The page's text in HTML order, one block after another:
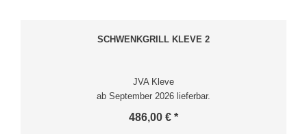
SCHWENKGRILL KLEVE 2
JVA Kleve
ab September 2026 lieferbar.
486,00 € *